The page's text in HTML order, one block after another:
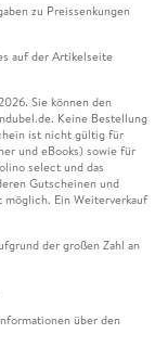
zu Preissenkungen
auf der Artikelseite
Sie können den
Keine Bestellung
ist nicht gültig für
und eBooks) sowie für
select und das
Gutscheinen und
möglich. Ein Weiterverkauf
der großen Zahl an
über den